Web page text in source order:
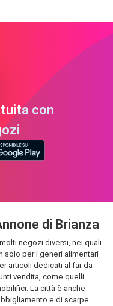
con
di Brianza
negozi diversi, nei quali
solo per i generi alimentari
articoli dedicati al fai-da-
vendita, come quelli
La città è anche
e di scarpe.